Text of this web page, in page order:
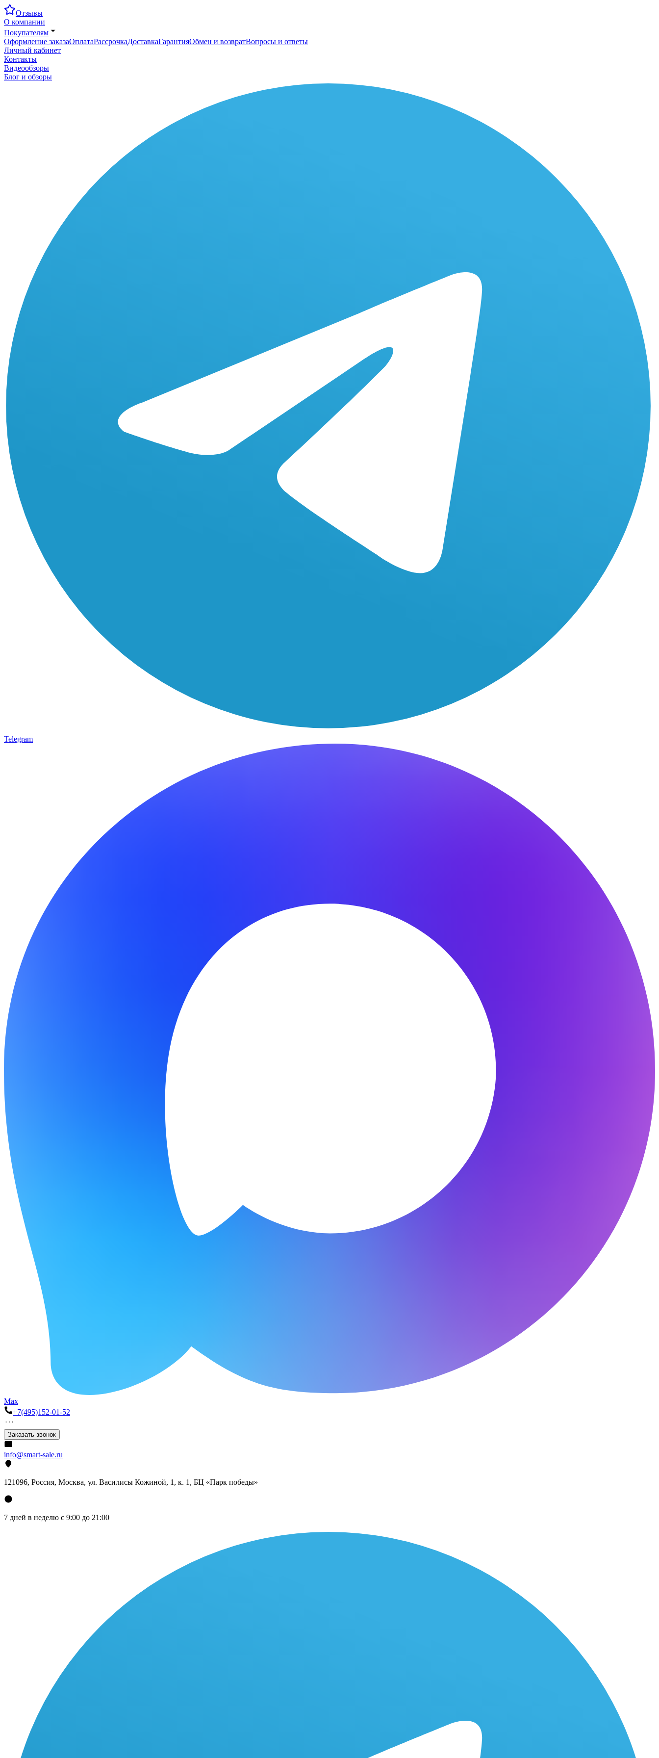
Отзывы
О компании
Покупателям
Оформление заказаОплатаРассрочкаДоставкаГарантияОбмен и возвратВопросы и ответы
Личный кабинет
Контакты
Видеообзоры
Блог и обзоры
Telegram
Max
+7(495)152-01-52
Заказать звонок
info@smart-sale.ru
121096, Россия, Москва, ул. Василисы Кожиной, 1, к. 1, БЦ «Парк победы»
7 дней в неделю с 9:00 до 21:00